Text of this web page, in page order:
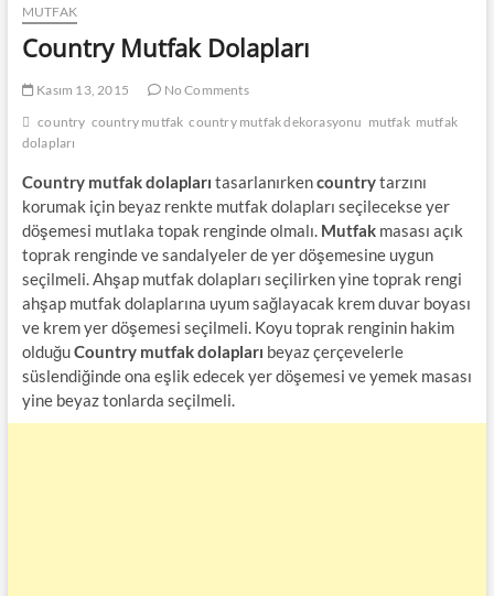
MUTFAK
Country Mutfak Dolapları
Kasım 13, 2015
No Comments
country country mutfak country mutfak dekorasyonu mutfak mutfak
dolapları
Country mutfak dolapları tasarlanırkencountrytarzını
korumak için beyaz renkte mutfak dolapları seçilecekse yer
döşemesi mutlaka topak renginde olmalı. Mutfakmasası açık
toprak renginde ve sandalyeler de yer döşemesine uygun
seçilmeli. Ahşap mutfak dolapları seçilirken yine toprak rengi
ahşap mutfak dolaplarına uyum sağlayacak krem duvar boyası
ve krem yer döşemesi seçilmeli. Koyu toprak renginin hakim
olduğuCountry mutfak dolapları beyaz çerçevelerle
süslendiğinde ona eşlik edecek yer döşemesi ve yemek masası
yine beyaz tonlarda seçilmeli.